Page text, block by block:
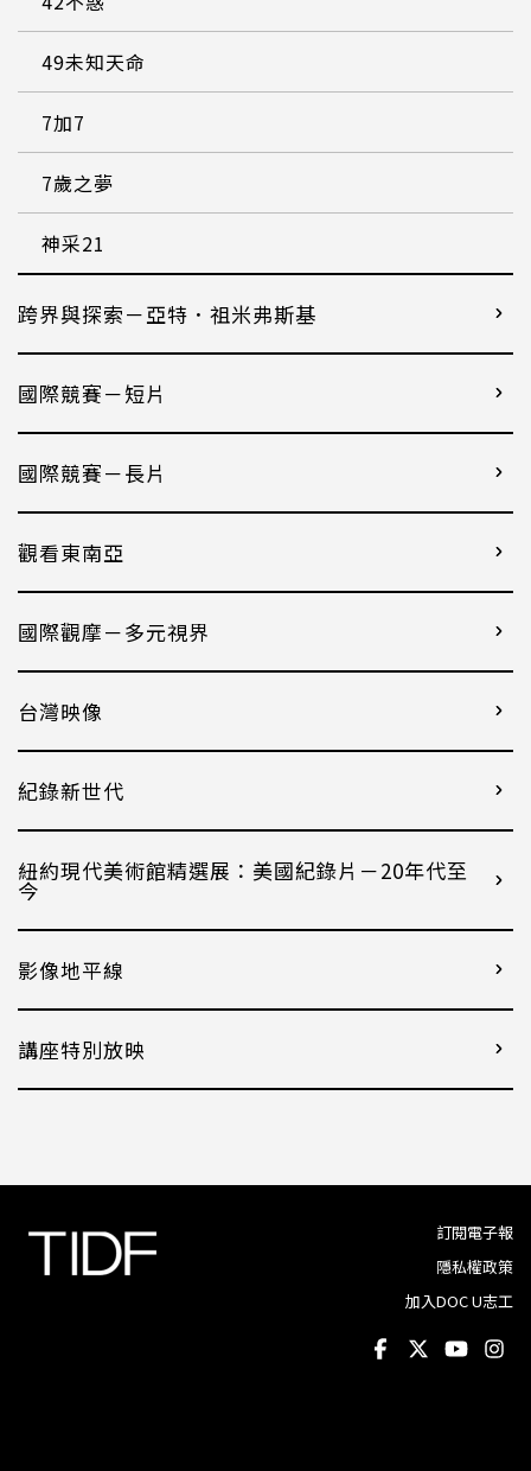
49未知天命
7加7
7歲之夢
神采21
跨界與探索－亞特．祖米弗斯基
國際競賽－短片
國際競賽－長片
觀看東南亞
國際觀摩－多元視界
台灣映像
紀錄新世代
紐約現代美術館精選展：美國紀錄片－20年代至
今
影像地平線
講座特別放映
訂閱電子報
隱私權政策
加入DOC U志工